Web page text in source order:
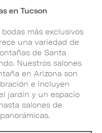
en Tucson
más exclusivos
una variedad de
de Santa
Nuestros salones
en Arizona son
e incluyen
jardín y un espacio
salones de